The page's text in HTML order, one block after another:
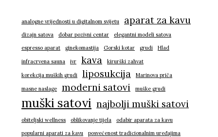
analogne vrijednosti u digitalnom svijetu aparat za kavu
dizajn satova dobar pozivni centar
elegantni modeli satova
espresso aparat
ginekomastija Gorski kotar grudi
Hlad
infracrvena sauna
ivr kava
kirurški zahvat
korekcija muških grudi
liposukcija
Marinova priča
masne naslage
moderni satovi muške grudi
muški satovi najbolji muški satovi
obiteljski wellness oblikovanje tijela
odabir aparata za kavu
popularni aparati za kavu
posvećenost tradicionalnim uređajima